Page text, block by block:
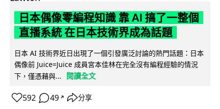
日本偶像零編程知識 靠 AI 搞了一整個
直播系統 在日本技術界成為話題
日本 AI 技術界近日出現了一個引發廣泛討論的熱門話題：日本
偶像前 Juice=Juice 成員宮本佳林在完全沒有編程經驗的情況
下，僅憑藉與...
閱讀全文
592 49 ↗ 分享